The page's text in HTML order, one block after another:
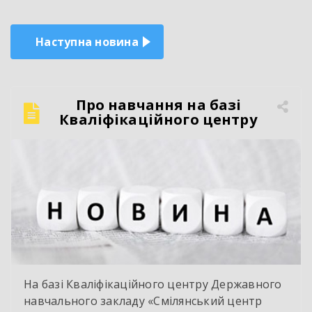
Наступна новина
Про навчання на базі
Кваліфікаційного центру
На базі Кваліфікаційного центру Державного
навчального закладу «Смілянський центр